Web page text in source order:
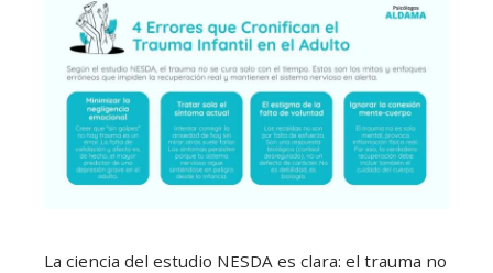
La ciencia del estudio NESDA es clara: el trauma no